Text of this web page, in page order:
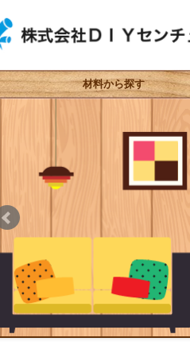
材料から探す